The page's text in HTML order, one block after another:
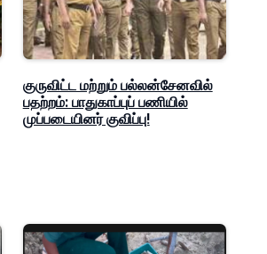
குருவிட்ட மற்றும் பல்லன்சேனவில்
பதற்றம்: பாதுகாப்புப் பணியில்
முப்படையினர் குவிப்பு!